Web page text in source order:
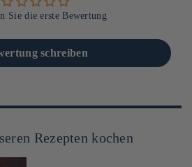
Sie die erste Bewertung
schreiben
Rezepten kochen